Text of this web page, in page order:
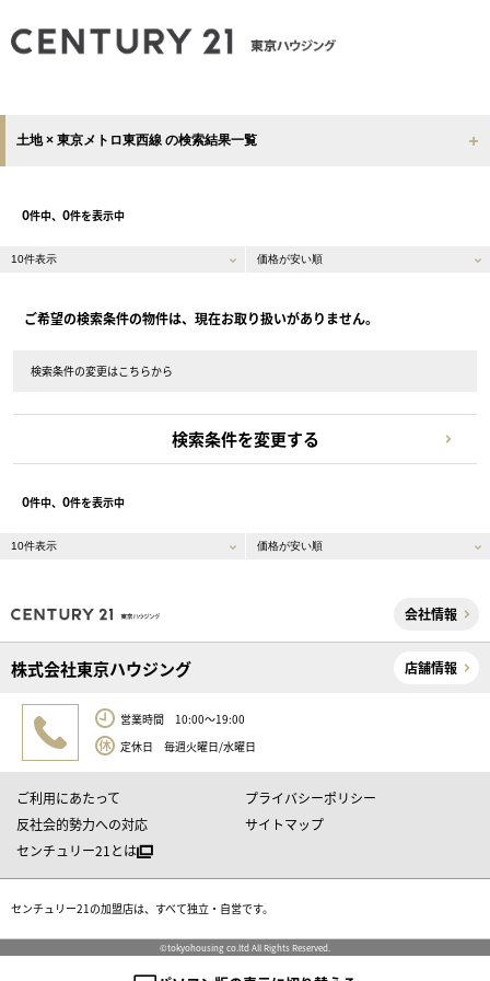
土地 × 東京メトロ東西線 の検索結果一覧
0件中、 0件を表示中
ご希望の検索条件の物件は、現在お取り扱いがありません。
検索条件の変更はこちらから
検索条件を変更する
0件中、 0件を表示中
会社情報
株式会社東京ハウジング 店舗情報
営業時間 10:00～19:00
定休日 毎週火曜日/水曜日
ご利用にあたって
プライバシーポリシー
反社会的勢力への対応
サイトマップ
センチュリー21とは
センチュリー21の加盟店は、すべて独立・自営です。
©tokyohousing co.ltd All Rights Reserved.